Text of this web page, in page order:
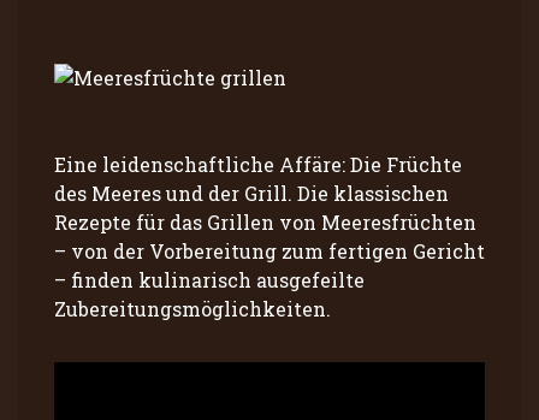
Eine leidenschaftliche Affäre: Die Früchte
des Meeres und der Grill. Die klassischen
Rezepte für das Grillen von Meeresfrüchten
– von der Vorbereitung zum fertigen Gericht
– finden kulinarisch ausgefeilte
Zubereitungsmöglichkeiten.